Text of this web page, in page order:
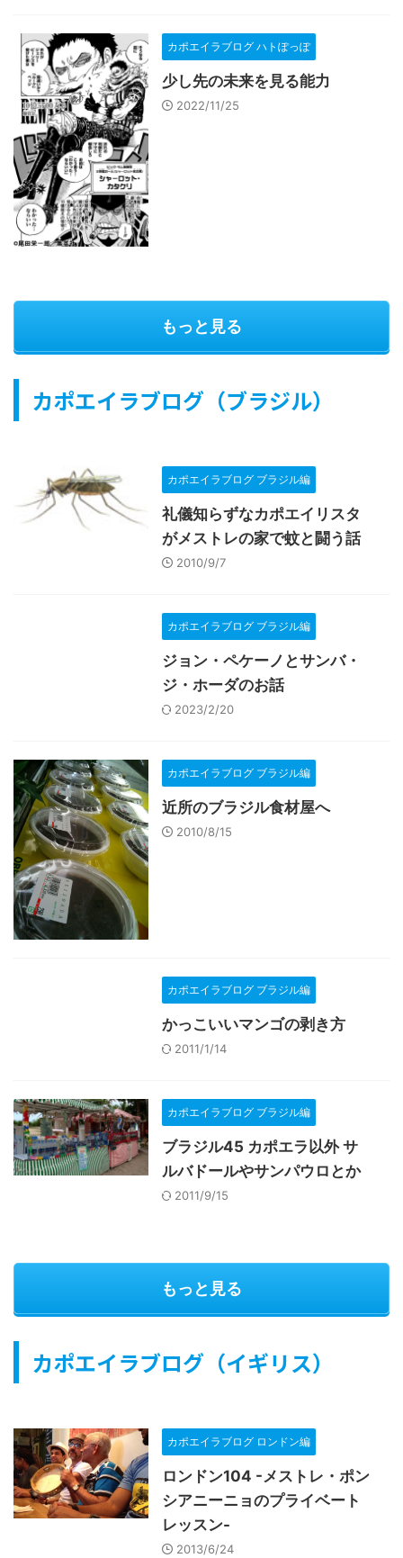
カポエイラブログ ハトぽっぽ
少し先の未来を見る能力
2022/11/25
もっと見る
カポエイラブログ（ブラジル）
カポエイラブログ ブラジル編
礼儀知らずなカポエイリスタ
がメストレの家で蚊と闘う話
2010/9/7
カポエイラブログ ブラジル編
ジョン・ペケーノとサンバ・
ジ・ホーダのお話
2023/2/20
カポエイラブログ ブラジル編
近所のブラジル食材屋へ
2010/8/15
カポエイラブログ ブラジル編
かっこいいマンゴの剥き方
2011/1/14
カポエイラブログ ブラジル編
ブラジル45 カポエラ以外 サ
ルバドールやサンパウロとか
2011/9/15
もっと見る
カポエイラブログ（イギリス）
カポエイラブログ ロンドン編
ロンドン104 -メストレ・ポン
シアニーニョのプライベート
レッスン-
2013/6/24